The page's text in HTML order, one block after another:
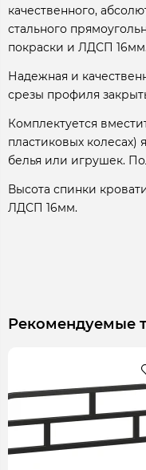
качественного,
стального
покраски и ЛДСП
Надежная и
срезы профиля
Комплектуется
пластиковых
белья или игрушек.
Высота спинки
ЛДСП 16мм.
Рекомендуемые